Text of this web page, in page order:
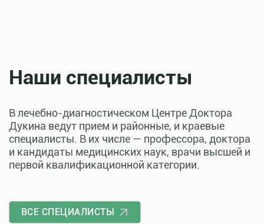
Наши специалисты
В лечебно-диагностическом Центре Доктора
Дукина ведут прием и районные, и краевые
специалисты. В их числе — профессора, доктора
и кандидаты медицинских наук, врачи высшей и
первой квалификационной категории.
ВСЕ СПЕЦИАЛИСТЫ